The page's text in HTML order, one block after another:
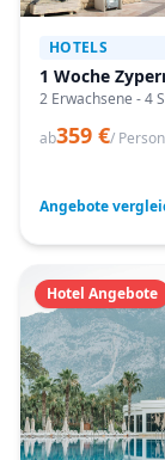
HOTELS
1 Woche
2 Erwachsene - 4
ab359 €/ Person
Angebote
Hotel Angebote